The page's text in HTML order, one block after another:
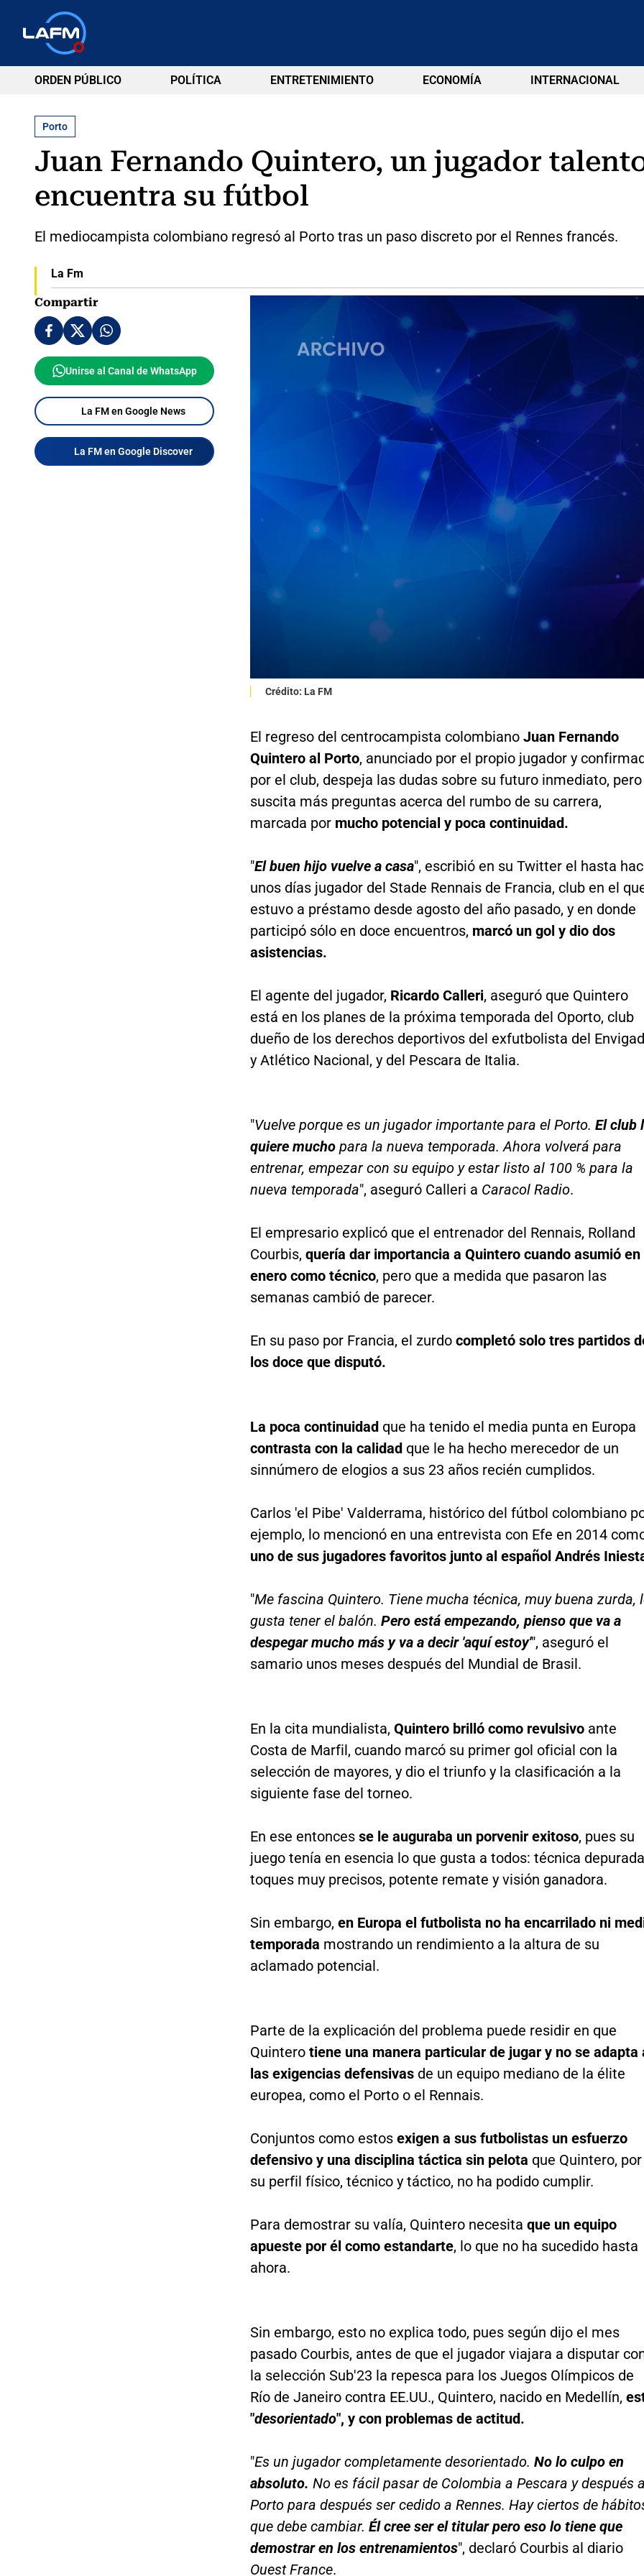
ORDEN PÚBLICO POLÍTICA ENTRETENIMIENTO ECONOMÍA INTERNACIONAL
Porto
Juan Fernando Quintero, un jugador
encuentra su fútbol
El mediocampista colombiano regresó al Porto tras un paso discreto por el Rennes francés.
La Fm
Compartir
Unirse al Canal de WhatsApp
La FM en Google News
La FM en Google Discover
Crédito: La FM
El regreso del centrocampista colombiano Juan Fernando
Quintero al Porto, anunciado por el propio jugador y
por el club, despeja las dudas sobre su futuro inmediato, pero
suscita más preguntas acerca del rumbo de su carrera,
marcada por mucho potencial y poca continuidad.
"El buen hijo vuelve a casa", escribió en su Twitter el hasta
unos días jugador del Stade Rennais de Francia, club en el
estuvo a préstamo desde agosto del año pasado, y en donde
participó sólo en doce encuentros, marcó un gol y dio dos
asistencias.
El agente del jugador, Ricardo Calleri, aseguró que Quintero
está en los planes de la próxima temporada del Oporto, club
dueño de los derechos deportivos del exfutbolista del
y Atlético Nacional, y del Pescara de Italia.
"Vuelve porque es un jugador importante para el Porto. El club
quiere muchopara la nueva temporada. Ahora volverá para
entrenar, empezar con su equipo y estar listo al 100 % para la
nueva temporada", aseguró Calleri a Caracol Radio.
El empresario explicó que el entrenador del Rennais, Rolland
Courbis, quería dar importancia a Quintero cuando asumió en
enero como técnico, pero que a medida que pasaron las
semanas cambió de parecer.
En su paso por Francia, el zurdocompletó solo tres partidos
los doce que disputó.
La poca continuidad que ha tenido el media punta en Europa
contrasta con la calidad que le ha hecho merecedor de un
sinnúmero de elogios a sus 23 años recién cumplidos.
Carlos 'el Pibe' Valderrama, histórico del fútbol colombiano
ejemplo, lo mencionó en una entrevista con Efe en 2014
uno de sus jugadores favoritos junto al español Andrés
"Me fascina Quintero. Tiene mucha técnica, muy buena zurda,
gusta tener el balón. Pero está empezando, pienso que va a
despegar mucho más y va a decir 'aquí estoy'", aseguró el
samario unos meses después del Mundial de Brasil.
En la cita mundialista, Quintero brilló como revulsivoante
Costa de Marfil, cuando marcó su primer gol oficial con la
selección de mayores, y dio el triunfo y la clasificación a la
siguiente fase del torneo.
En ese entonces se le auguraba un porvenir exitoso, pues su
juego tenía en esencia lo que gusta a todos: técnica
toques muy precisos, potente remate y visión ganadora.
Sin embargo, en Europa el futbolista no ha encarrilado ni
temporada mostrando un rendimiento a la altura de su
aclamado potencial.
Parte de la explicación del problema puede residir en que
Quintero tiene una manera particular de jugar y no se adapta
las exigencias defensivasde un equipo mediano de la élite
europea, como el Porto o el Rennais.
Conjuntos como estos exigen a sus futbolistas un esfuerzo
defensivo y una disciplina táctica sin pelota que Quintero, por
su perfil físico, técnico y táctico, no ha podido cumplir.
Para demostrar su valía, Quintero necesita que un equipo
apueste por él como estandarte, lo que no ha sucedido hasta
ahora.
Sin embargo, esto no explica todo, pues según dijo el mes
pasado Courbis, antes de que el jugador viajara a disputar
la selección Sub'23 la repesca para los Juegos Olímpicos de
Río de Janeiro contra EE.UU., Quintero, nacido en Medellín,
"desorientado", y con problemas de actitud.
"Es un jugador completamente desorientado. No lo culpo en
absoluto. No es fácil pasar de Colombia a Pescara y después
Porto para después ser cedido a Rennes. Hay ciertos de
que debe cambiar. Él cree ser el titular pero eso lo tiene que
demostrar en los entrenamientos", declaró Courbis al diario
Ouest France.